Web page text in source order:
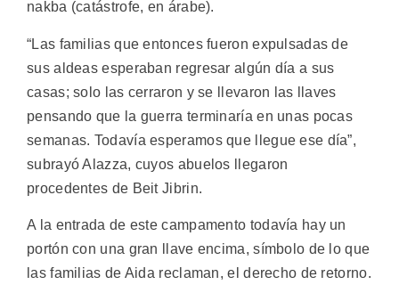
nakba (catástrofe, en árabe).
“Las familias que entonces fueron expulsadas de
sus aldeas esperaban regresar algún día a sus
casas; solo las cerraron y se llevaron las llaves
pensando que la guerra terminaría en unas pocas
semanas. Todavía esperamos que llegue ese día”,
subrayó Alazza, cuyos abuelos llegaron
procedentes de Beit Jibrin.
A la entrada de este campamento todavía hay un
portón con una gran llave encima, símbolo de lo que
las familias de Aida reclaman, el derecho de retorno.